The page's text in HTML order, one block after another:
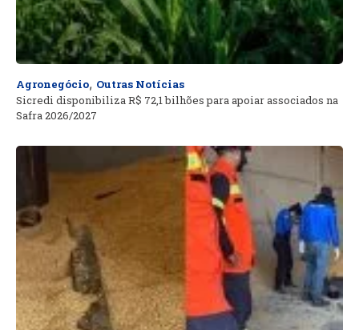
Agronegócio, Outras Notícias
Sicredi disponibiliza R$ 72,1 bilhões para apoiar associados na
Safra 2026/2027